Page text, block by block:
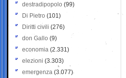
destradipopolo (99)
Di Pietro (101)
Diritti civili (276)
don Gallo (9)
economia (2.331)
elezioni (3.303)
emergenza (3.077)